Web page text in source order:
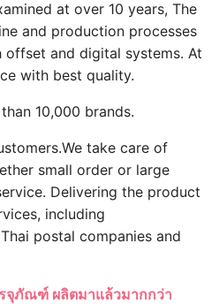
at over 10 years, The
and production processes
and digital systems. At
with best quality.
10,000 brands.
take care of
small order or large
Delivering the product
including
postal companies and
รจุภัณฑ์ ผลิตมาแล้วมากกว่า